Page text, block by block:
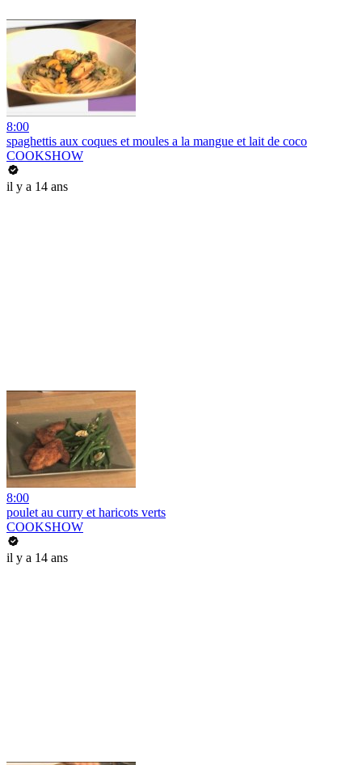
8:00
spaghettis aux coques et moules a la mangue et lait de coco
COOKSHOW
il y a 14 ans
8:00
poulet au curry et haricots verts
COOKSHOW
il y a 14 ans